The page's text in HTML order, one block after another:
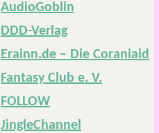
AudioGoblin
DDD-Verlag
Erainn.de – Die Coraniaid
Fantasy Club e. V.
FOLLOW
JingleChannel